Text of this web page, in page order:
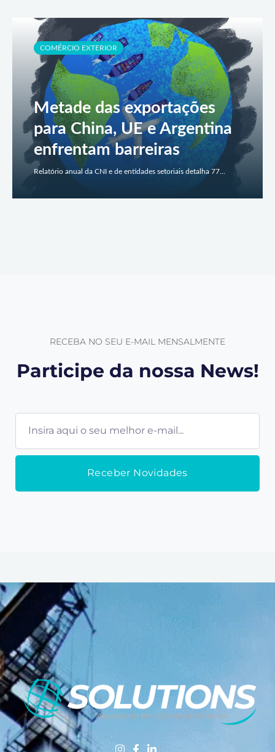
COMÉRCIO EXTERIOR
Metade das exportações
para China, UE e Argentina
enfrentam barreiras
Relatório anual da CNI e de entidades setoriais detalha 77...
RECEBA NO SEU E-MAIL MENSALMENTE
Participe da nossa News!
Receber Novidades